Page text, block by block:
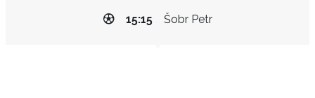
Šobr Petr
15:15